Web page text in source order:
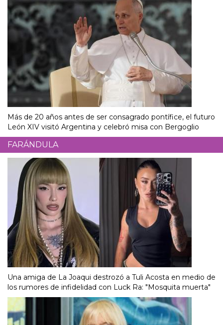
Más de 20 años antes de ser consagrado pontífice, el futuro
León XIV visitó Argentina y celebró misa con Bergoglio
FARÁNDULA
Una amiga de La Joaqui destrozó a Tuli Acosta en medio de
los rumores de infidelidad con Luck Ra: "Mosquita muerta"